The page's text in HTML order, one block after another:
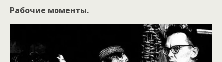
Рабочие моменты.